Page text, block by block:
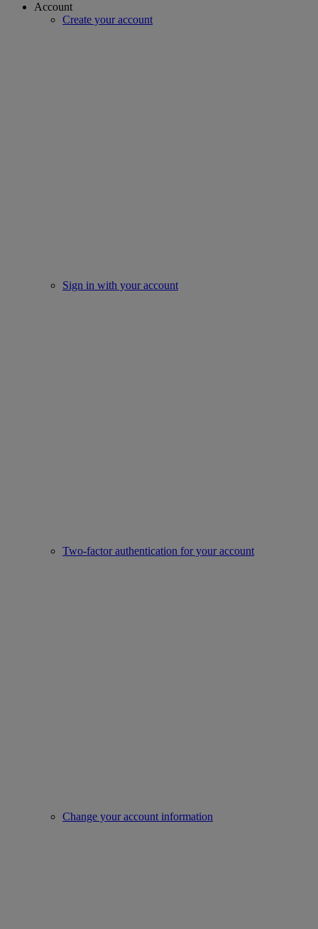
Account
Create your account
Sign in with your account
Two-factor authentication for your account
Change your account information